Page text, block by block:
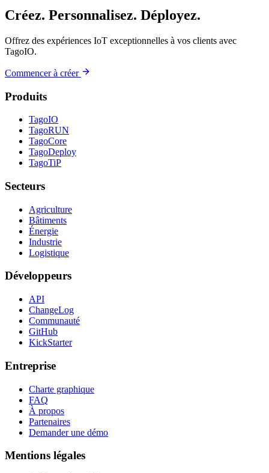
Créez. Personnalisez. Déployez.
Offrez des expériences IoT exceptionnelles à vos clients avec
TagoIO.
Commencer à créer
Produits
TagoIO
TagoRUN
TagoCore
TagoDeploy
TagoTiP
Secteurs
Agriculture
Bâtiments
Énergie
Industrie
Logistique
Développeurs
API
ChangeLog
Communauté
GitHub
KickStarter
Entreprise
Charte graphique
FAQ
À propos
Partenaires
Demander une démo
Mentions légales